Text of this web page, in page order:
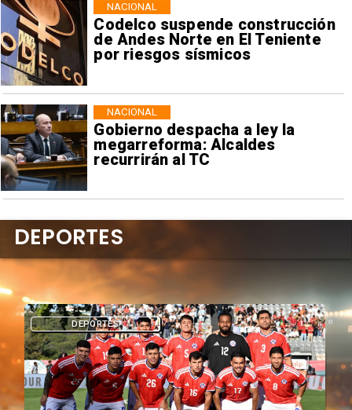
Codelco suspende construcción
de Andes Norte en El Teniente
por riesgos sísmicos
NACIONAL
Gobierno despacha a ley la
megarreforma: Alcaldes
recurrirán al TC
NACIONAL
DEPORTES
DEPORTES